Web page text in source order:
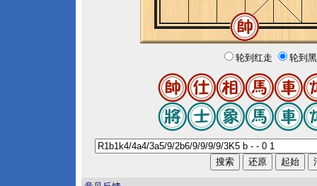
轮到红走 轮到